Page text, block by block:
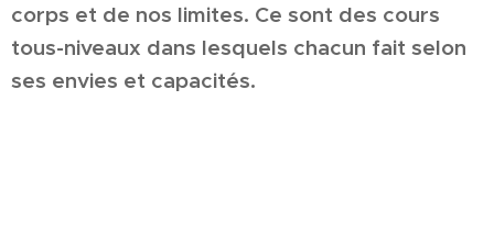
corps et de nos limites. Ce sont des cours
tous-niveaux dans lesquels chacun fait selon
ses envies et capacités.